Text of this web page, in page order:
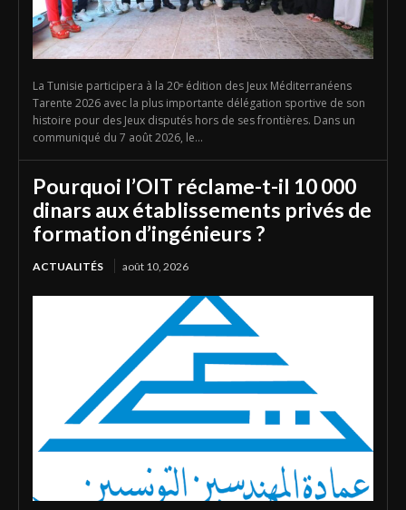
La Tunisie participera à la 20ᵉ édition des Jeux Méditerranéens
Tarente 2026 avec la plus importante délégation sportive de son
histoire pour des Jeux disputés hors de ses frontières. Dans un
communiqué du 7 août 2026, le...
Pourquoi l’OIT réclame-t-il 10 000
dinars aux établissements privés de
formation d’ingénieurs ?
ACTUALITÉS août 10, 2026